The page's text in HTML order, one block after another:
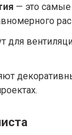
— это
для